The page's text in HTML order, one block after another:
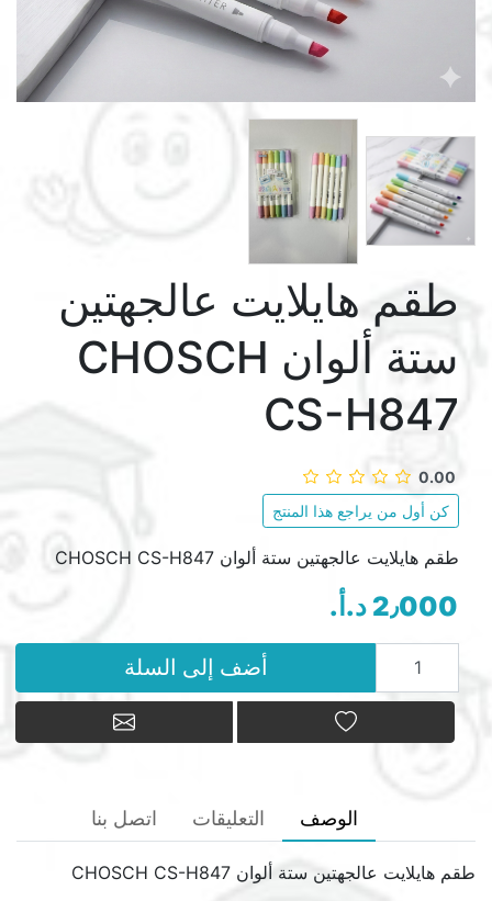
طقم هايلايت عالجهتين
ستة ألوان CHOSCH
CS-H847
0.00
كن أول من يراجع هذا المنتج
طقم هايلايت عالجهتين ستة ألوان CHOSCH CS-H847
2٫000 د.أ.‏
أضف إلى السلة
أضف إلى قائمة الامنيات أرسل بريد
الوصف التعليقات اتصل بنا
طقم هايلايت عالجهتين ستة ألوان CHOSCH CS-H847